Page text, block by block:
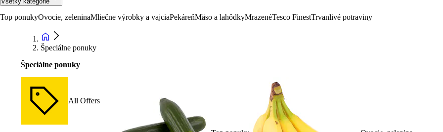
Top ponukyOvocie, zeleninaMliečne výrobky a vajciaPekáreňMäso a lahôdkyMrazenéTesco FinestTrvanlivé potraviny
Špeciálne ponuky
Špeciálne ponuky
All Offers